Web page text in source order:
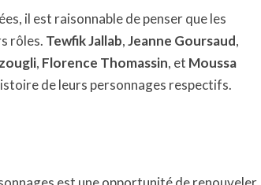
il est raisonnable de penser que les
rôles. Tewfik Jallab,Jeanne Goursaud,
, Florence Thomassin, et Moussa
de leurs personnages respectifs.